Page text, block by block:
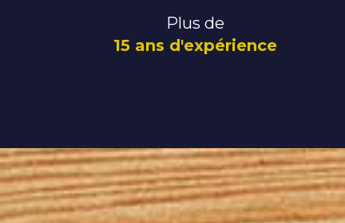
Plus de
15 ans d'expérience